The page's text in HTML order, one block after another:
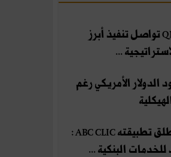
مجموعة QNB تواصل تنفيذ أبرز
...
الأمريكي رغم
بنك ABC يطلق تطبيقته ABC CLIC :
البنكية ...